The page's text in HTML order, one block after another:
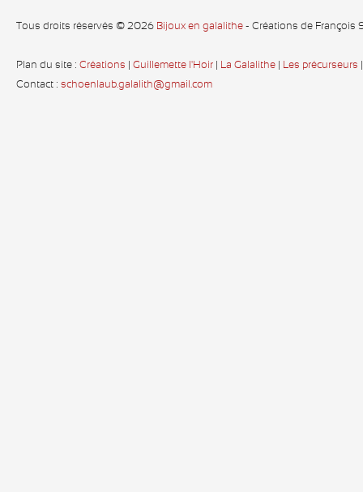
Tous droits réservés © 2026 Bijoux en galalithe - Créations de François
Plan du site : Créations Guillemette l'Hoir La Galalithe Les précurseurs
Contact : schoenlaub.galalith@gmail.com